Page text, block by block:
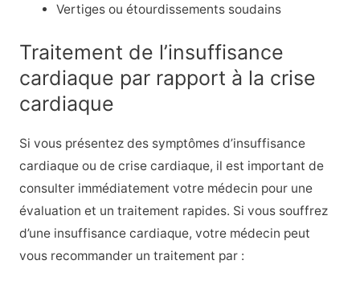
Vertiges ou étourdissements soudains
Traitement de l’insuffisance
cardiaque par rapport à la crise
cardiaque
Si vous présentez des symptômes d’insuffisance
cardiaque ou de crise cardiaque, il est important de
consulter immédiatement votre médecin pour une
évaluation et un traitement rapides. Si vous souffrez
d’une insuffisance cardiaque, votre médecin peut
vous recommander un traitement par :